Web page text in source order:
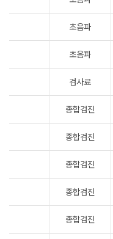
초음파
초음파
검사료
종합검진
종합검진
종합검진
종합검진
종합검진